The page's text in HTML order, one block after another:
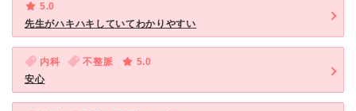
5.0
先生がハキハキしていてわかりやすい
内科 不整脈
5.0
安心